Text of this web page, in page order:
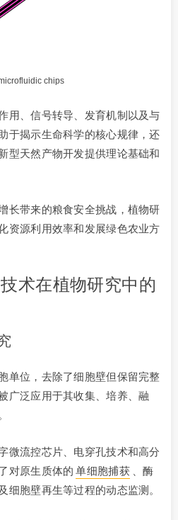
chips
用、信号转导、发育机制以及与
于揭示生命科学的核心规律，还
型天然产物开发提供理论基础和
长带来的粮食安全挑战，植物研
资源利用效率和发展绿色农业方
术在植物研究中的
单位，去除了细胞壁但保留完整
广泛应用于其收集、培养、融
微流控芯片、电穿孔技术和高分
对原生质体的 单细胞捕获
、酶
细胞壁再生等过程的动态监测。